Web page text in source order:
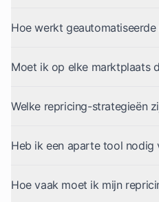
Hoe werkt geautomatiseerde
Moet ik op elke marktplaats
Welke repricing-strategieën
Heb ik een aparte tool nodig
Hoe vaak moet ik mijn